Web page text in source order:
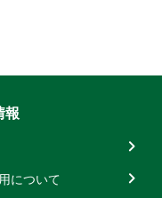
報
について